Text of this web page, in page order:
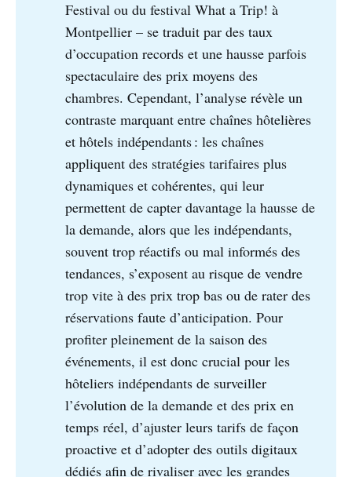
Festival ou du festival What a Trip! à
Montpellier – se traduit par des taux
d’occupation records et une hausse parfois
spectaculaire des prix moyens des
chambres. Cependant, l’analyse révèle un
contraste marquant entre chaînes hôtelières
et hôtels indépendants : les chaînes
appliquent des stratégies tarifaires plus
dynamiques et cohérentes, qui leur
permettent de capter davantage la hausse de
la demande, alors que les indépendants,
souvent trop réactifs ou mal informés des
tendances, s’exposent au risque de vendre
trop vite à des prix trop bas ou de rater des
réservations faute d’anticipation. Pour
profiter pleinement de la saison des
événements, il est donc crucial pour les
hôteliers indépendants de surveiller
l’évolution de la demande et des prix en
temps réel, d’ajuster leurs tarifs de façon
proactive et d’adopter des outils digitaux
dédiés afin de rivaliser avec les grandes